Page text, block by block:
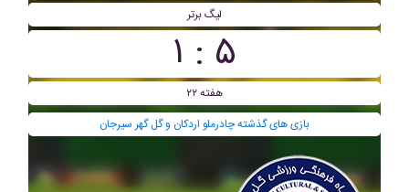
لیگ برتر
۵ : ۱
هفته ۲۲
بازی های گذشته چادرملو اردکان و گل گهر سیرجان